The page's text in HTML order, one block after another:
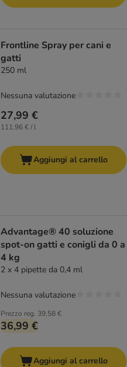
Frontline Spray per cani e
gatti
250 ml
27,99 €
111,96 € / l
Nessuna valutazione
Aggiungi al carrello
Advantage® 40 soluzione
spot-on gatti e conigli da 0 a
4 kg
2 x 4 pipette da 0,4 ml
Prezzo reg. 39,58 €
36,99 €
Nessuna valutazione
Aggiungi al carrello